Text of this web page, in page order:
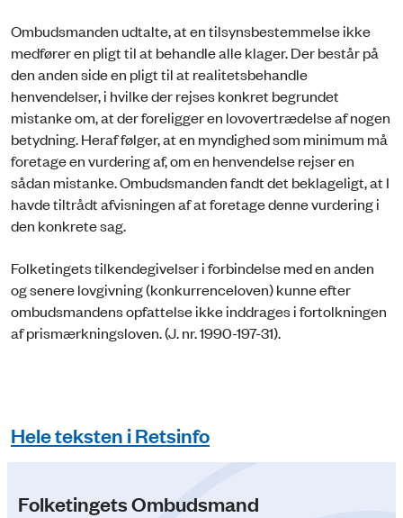
Ombudsmanden udtalte, at en tilsynsbestemmelse ikke
medfører en pligt til at behandle alle klager. Der består på
den anden side en pligt til at realitetsbehandle
henvendelser, i hvilke der rejses konkret begrundet
mistanke om, at der foreligger en lovovertrædelse af nogen
betydning. Heraf følger, at en myndighed som minimum må
foretage en vurdering af, om en henvendelse rejser en
sådan mistanke. Ombudsmanden fandt det beklageligt, at I
havde tiltrådt afvisningen af at foretage denne vurdering i
den konkrete sag.
Folketingets tilkendegivelser i forbindelse med en anden
og senere lovgivning (konkurrenceloven) kunne efter
ombudsmandens opfattelse ikke inddrages i fortolkningen
af prismærkningsloven. (J. nr. 1990-197-31).
Hele teksten i Retsinfo
Folketingets Ombudsmand